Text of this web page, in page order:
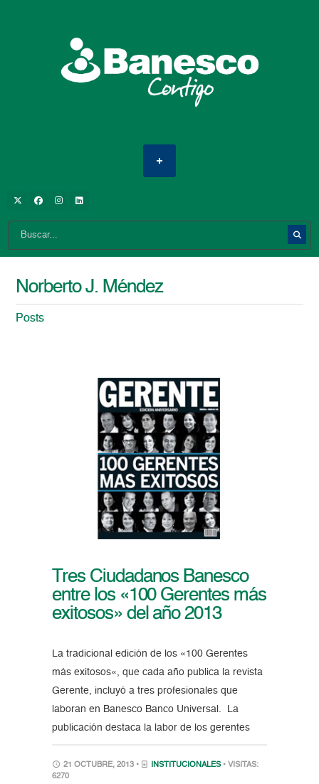
Norberto J. Méndez
Posts
Tres Ciudadanos Banesco
entre los «100 Gerentes más
exitosos» del año 2013
La tradicional edición de los «100 Gerentes
más exitosos«, que cada año publica la revista
Gerente, incluyó a tres profesionales que
laboran en Banesco Banco Universal. La
publicación destaca la labor de los gerentes
21 OCTUBRE, 2013 • INSTITUCIONALES • VISITAS:
6270